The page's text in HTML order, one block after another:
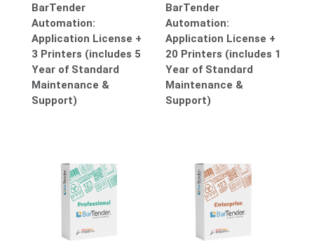
BarTender
Automation:
Application License +
3 Printers (includes 5
Year of Standard
Maintenance &
Support)
BarTender
Automation:
Application License +
20 Printers (includes 1
Year of Standard
Maintenance &
Support)